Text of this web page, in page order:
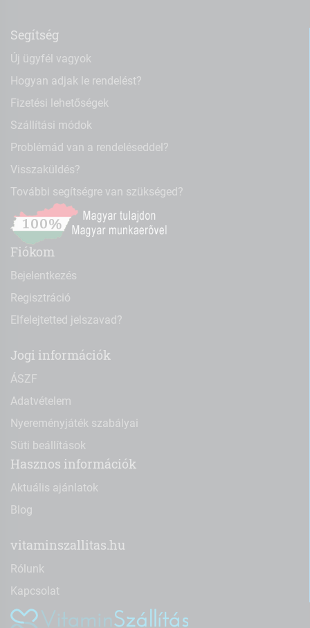
Segítség
Új ügyfél vagyok
Hogyan adjak le rendelést?
Fizetési lehetőségek
Szállítási módok
Problémád van a rendeléseddel?
Visszaküldés?
További segítségre van szükséged?
Fiókom
Bejelentkezés
Regisztráció
Elfelejtetted jelszavad?
Jogi információk
ÁSZF
Adatvételem
Nyereményjáték szabályai
Süti beállítások
Hasznos információk
Aktuális ajánlatok
Blog
vitaminszallitas.hu
Rólunk
Kapcsolat